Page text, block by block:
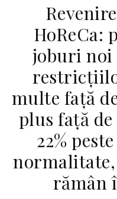
HoReCa:
joburi noi
multe față
plus față
22%
normalitate,
rămân